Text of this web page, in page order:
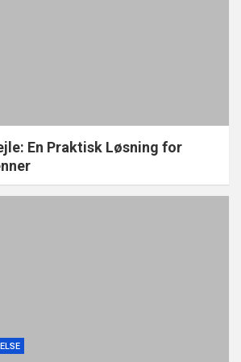
En Praktisk Løsning for